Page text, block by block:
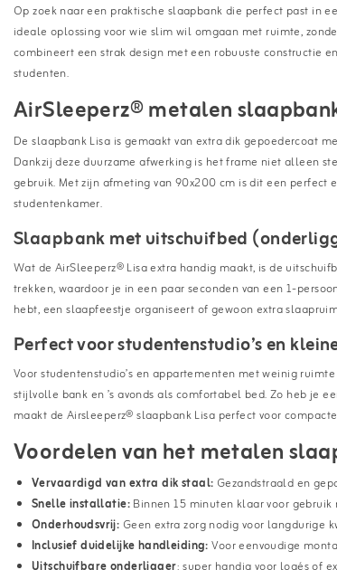
Op zoek naar een praktische slaapbank die perfect past in
ideale oplossing voor wie slim wil omgaan met ruimte,
combineert een strak design met een robuuste constructie
studenten.
AirSleeperz® metalen
De slaapbank Lisa is gemaakt van extra dik gepoedercoat
Dankzij deze duurzame afwerking is het frame niet alleen
gebruik. Met zijn afmeting van 90x200 cm is dit een perfect
studentenkamer.
Slaapbank met uitschuifbed
Wat de AirSleeperz® Lisa extra handig maakt, is de
trekken, waardoor je in een paar seconden van een 1-
hebt, een slaapfeestje organiseert of gewoon extra
Perfect voor studentenstudio’s en
Voor studentenstudio’s en appartementen met weinig
stijlvolle bank en ’s avonds als comfortabel bed. Zo heb je
maakt de Airsleeperz® slaapbank Lisa perfect voor
Voordelen van het metalen
Vervaardigd van extra dik staal: Gezandstraald en
Snelle installatie:Binnen 15 minuten klaar voor
Onderhoudsvrij: Geen extra zorg nodig voor langdurige
Inclusief duidelijke handleiding:Voor eenvoudige